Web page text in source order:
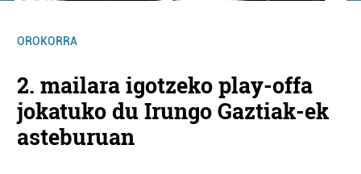
OROKORRA
2. mailara igotzeko play-offa
jokatuko du Irungo Gaztiak-ek
asteburuan